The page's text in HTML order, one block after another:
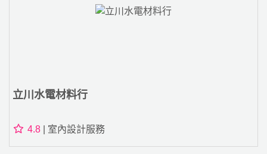
立川水電材料行
4.8 | 室內設計服務